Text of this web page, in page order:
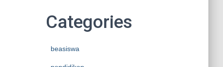
Categories
beasiswa